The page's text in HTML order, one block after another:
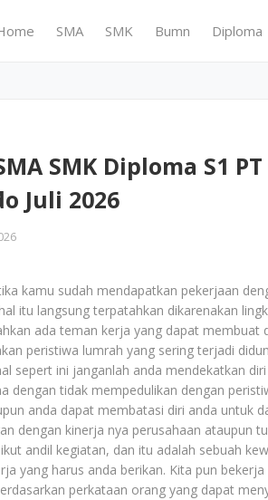
SMA SMK Bumn Diploma
SMK Diploma S1
Juli 2026
kamu sudah mendapatkan pekerjaan
itu langsung terpatahkan dikarenakan
ada teman kerja yang dapat membuat
peristiwa lumrah yang sering terjadi
sepert ini janganlah anda mendekatkan
dengan tidak mempedulikan dengan
anda dapat membatasi diri anda untuk
dengan kinerja nya perusahaan ataupun
andil kegiatan, dan itu adalah sebuah
yang harus anda berikan. Kita pun
perkataan orang yang dapat